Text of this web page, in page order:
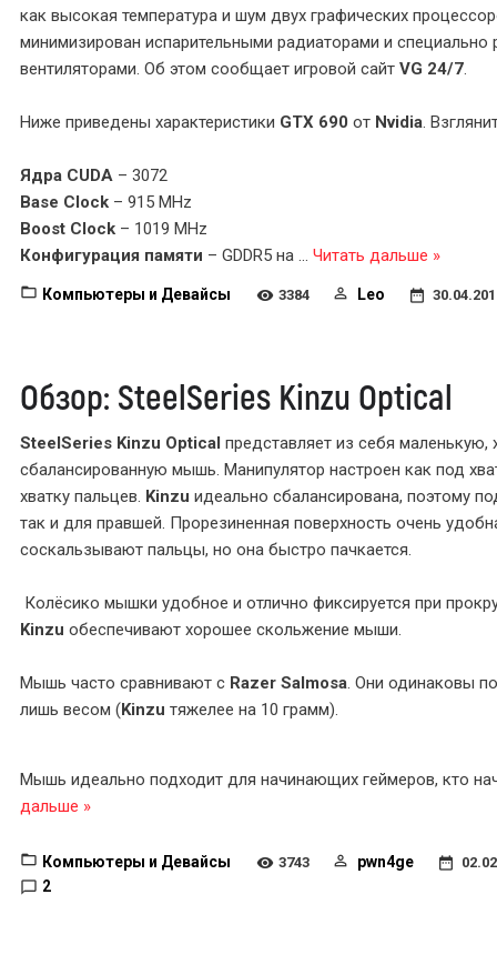
как высокая температура и шум двух графических
минимизирован испарительными радиаторами и специально
вентиляторами. Об этом сообщает игровой сайт VG 24/7.
Ниже приведены характеристики GTX 690 от Nvidia.
Ядра CUDA – 3072
Base Clock – 915 MHz
Boost Clock – 1019 MHz
Конфигурация памяти – GDDR5 на ... Читать дальше »
Компьютеры и Девайсы 3384 Leo
Обзор: SteelSeries Kinzu Optical
SteelSeries Kinzu Optical представляет из себя маленькую,
сбалансированную мышь. Манипулятор настроен как под
хватку пальцев. Kinzu идеально сбалансирована, поэтому
так и для правшей. Прорезиненная поверхность очень
соскальзывают пальцы, но она быстро пачкается.
Колёсико мышки удобное и отлично фиксируется при
Kinzu обеспечивают хорошее скольжение мыши.
Мышь часто сравнивают с Razer Salmosa. Они одинаковы
лишь весом (Kinzu тяжелее на 10 грамм).
Мышь идеально подходит для начинающих геймеров, кто
дальше »
Компьютеры и Девайсы 3743 pwn4ge
2